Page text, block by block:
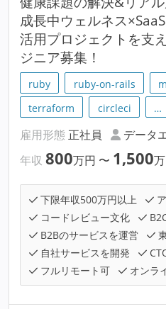
成長中ウェルネス
活用プロジェクトを支
ジニア募集！
ruby ruby-on-rails
terraform
circleci …
雇用形態 正社員 データ
年収 800万円 〜 1,500
下限年収500万円以上
コードレビュー文化
B2Bのサービスを運営
自社サービスを開発
フルリモート可
オンラ